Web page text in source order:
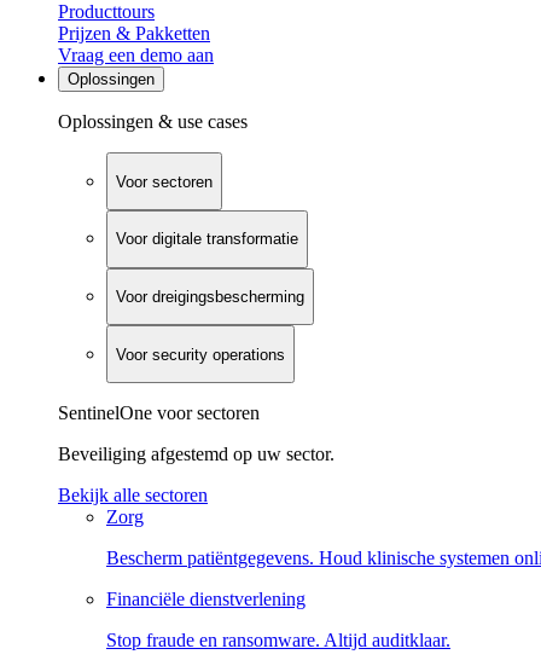
Producttours
Prijzen & Pakketten
Vraag een demo aan
Oplossingen
Oplossingen & use cases
Voor sectoren
Voor digitale transformatie
Voor dreigingsbescherming
Voor security operations
SentinelOne voor sectoren
Beveiliging afgestemd op uw sector.
Bekijk alle sectoren
Zorg
Bescherm patiëntgegevens. Houd klinische systemen
Financiële dienstverlening
Stop fraude en ransomware. Altijd auditklaar.